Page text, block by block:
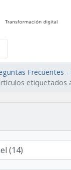
Frecuentes -
etiquetados